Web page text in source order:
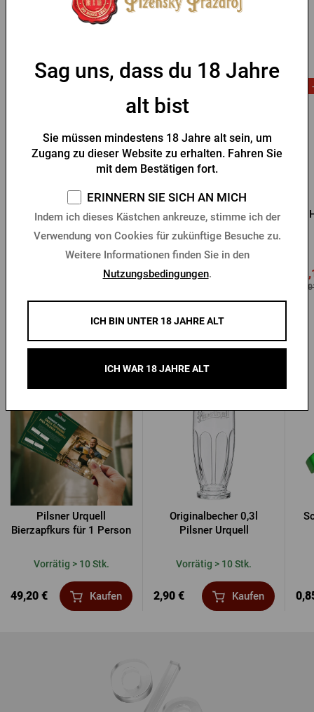
Kopfkissen Pilsner
Urquell
Kaufen
Silikonarmband Pilsner
Urquell grün
Vorrätig > 10 Stk.
1,37 €
Andere Produkte von Pilsner Urquell
Pilsner Urquell
Bierzapfkurs für 1 Person
Vorrätig > 10 Stk.
49,20 € Kaufen
Originalbecher 0,3l
Pilsner Urquell
Vorrätig > 10 Stk.
2,90 € Kaufen
Sag uns, dass du 18 Jahre
alt bist
Sie müssen mindestens 18 Jahre alt sein, um
Zugang zu dieser Website zu erhalten. Fahren Sie
mit dem Bestätigen fort.
ERINNERN SIE SICH AN MICH
Indem ich dieses Kästchen ankreuze, stimme ich der
Verwendung von Cookies für zukünftige Besuche zu.
Weitere Informationen finden Sie in den
Nutzungsbedingungen.
ICH BIN UNTER 18 JAHRE ALT
ICH WAR 18 JAHRE ALT